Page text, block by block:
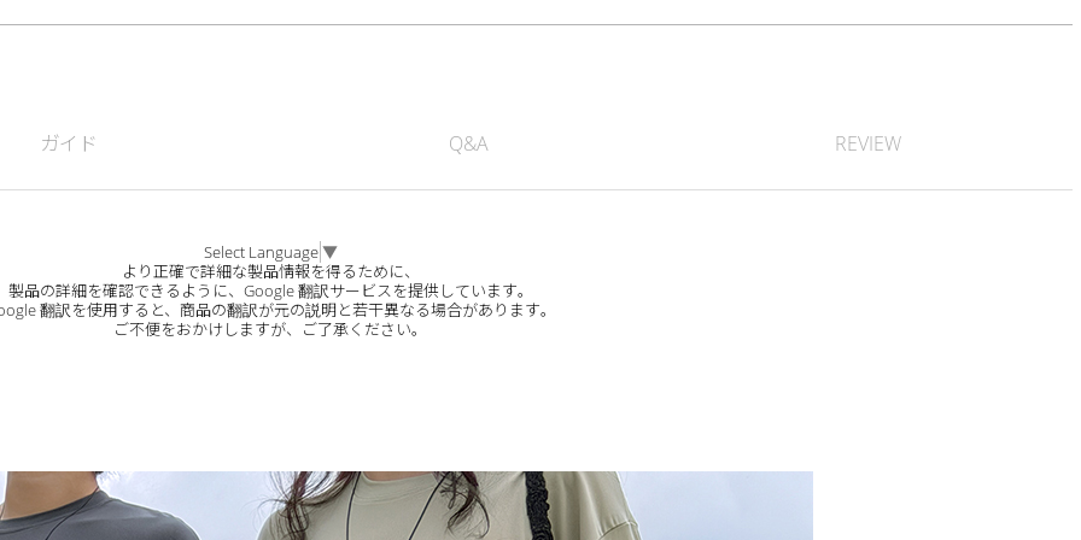
ガイド Q&A REVIEW
Select Language▼
より正確で詳細な製品情報を得るために、
製品の詳細を確認できるように、Google 翻訳サービスを提供しています。
翻訳を使用すると、商品の翻訳が元の説明と若干異なる場合があります。
ご不便をおかけしますが、ご了承ください。